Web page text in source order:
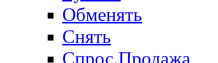
Обменять
Снять
Спрос.Продажа